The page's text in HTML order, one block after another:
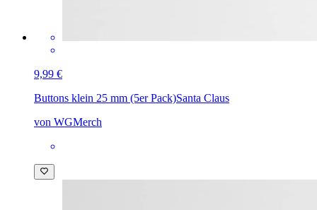
9,99 €
Buttons klein 25 mm (5er Pack)Santa Claus
von WGMerch